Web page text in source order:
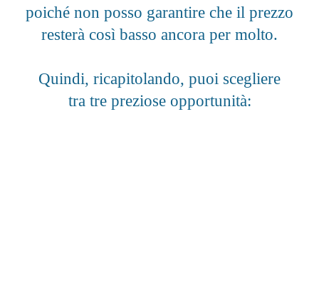
poiché non posso garantire che il prezzo
resterà così basso ancora per molto.
Quindi, ricapitolando, puoi scegliere
tra tre preziose opportunità: